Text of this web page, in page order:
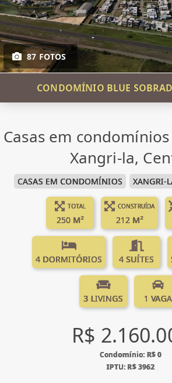
87 FOTOS
CONDOMÍNIO BLUE
Casas em
Xangri-la,
CASAS EM CONDOMÍNIOS XANGRI-
TOTAL
250 M²
CONSTRUÍDA
212 M²
4 DORMITÓRIOS 4 SUÍTES
3 LIVINGS 1 VAGA
R$
Condomínio: R$ 0
IPTU: R$ 3962